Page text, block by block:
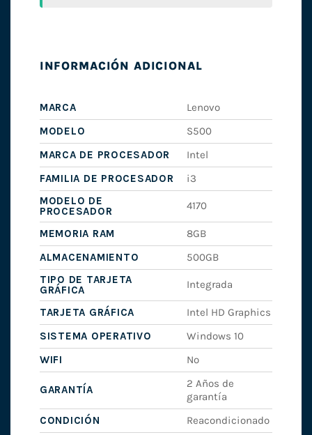
INFORMACIÓN ADICIONAL
MARCA
Lenovo
MODELO
S500
MARCA DE PROCESADOR
Intel
FAMILIA DE PROCESADOR
i3
MODELO DE
PROCESADOR
4170
MEMORIA RAM
8GB
ALMACENAMIENTO
500GB
TIPO DE TARJETA
GRÁFICA
Integrada
TARJETA GRÁFICA
Intel HD Graphics
SISTEMA OPERATIVO
Windows 10
WIFI
No
GARANTÍA
2 Años de
garantía
CONDICIÓN
Reacondicionado